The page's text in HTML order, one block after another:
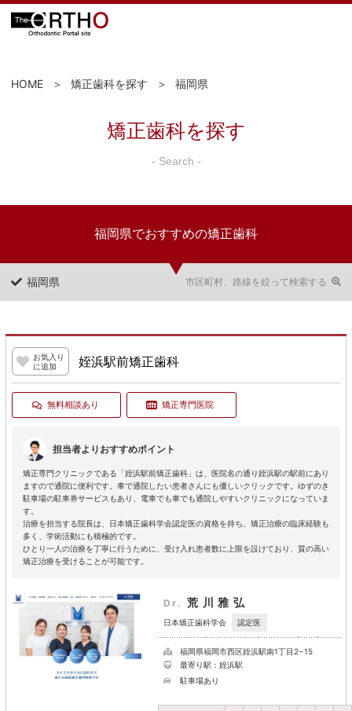
HOME 矯正歯科を探す 福岡県
矯正歯科を探す
- Search -
福岡県でおすすめの矯正歯科
福岡県 市区町村、路線を絞って検索する
お気入り
に追加
姪浜駅前矯正歯科
無料相談あり 矯正専門医院
担当者よりおすすめポイント
矯正専門クリニックである「姪浜駅前矯正歯科」は、医院名の通り姪浜駅の駅前にあり
ますので通院に便利です。車で通院したい患者さんにも優しいクリックです。ゆずのき
駐車場の駐車券サービスもあり、電車でも車でも通院しやすいクリニックになっていま
す。
治療を担当する院長は、日本矯正歯科学会認定医の資格を持ち、矯正治療の臨床経験も
多く、学術活動にも積極的です。
ひとり一人の治療を丁寧に行うために、受け入れ患者数に上限を設けており、質の高い
矯正治療を受けることが可能です。
Dr. 荒川雅弘
日本矯正歯科学会 認定医
福岡県福岡市西区姪浜駅南1丁目2−15
最寄り駅：姪浜駅
駐車場あり